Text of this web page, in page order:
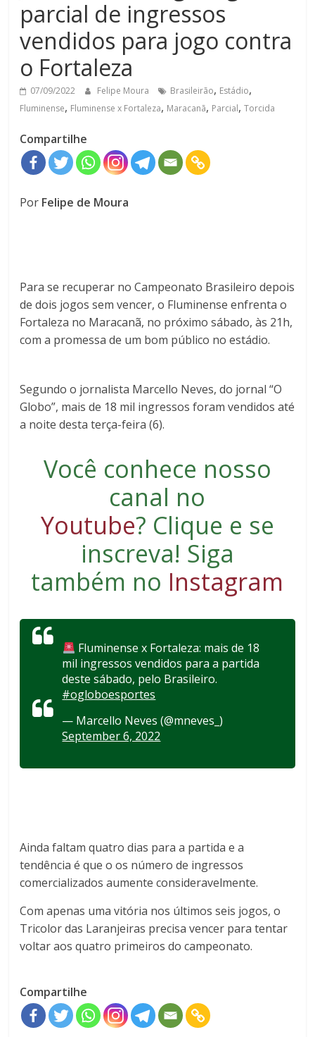
parcial de ingressos
vendidos para jogo contra
o Fortaleza
07/09/2022 Felipe Moura Brasileirão, Estádio,
Fluminense, Fluminense x Fortaleza, Maracanã, Parcial,Torcida
Compartilhe
Por Felipe de Moura
Para se recuperar no Campeonato Brasileiro depois
de dois jogos sem vencer, o Fluminense enfrenta o
Fortaleza no Maracanã, no próximo sábado, às 21h,
com a promessa de um bom público no estádio.
Segundo o jornalista Marcello Neves, do jornal “O
Globo”, mais de 18 mil ingressos foram vendidos até
a noite desta terça-feira (6).
Você conhece nosso
canal no
Youtube? Clique e se
inscreva! Siga
também no Instagram
Fluminense x Fortaleza: mais de 18
mil ingressos vendidos para a partida
deste sábado, pelo Brasileiro.
#ogloboesportes
— Marcello Neves (@mneves_)
September 6, 2022
Ainda faltam quatro dias para a partida e a
tendência é que o os número de ingressos
comercializados aumente consideravelmente.
Com apenas uma vitória nos últimos seis jogos, o
Tricolor das Laranjeiras precisa vencer para tentar
voltar aos quatro primeiros do campeonato.
Compartilhe